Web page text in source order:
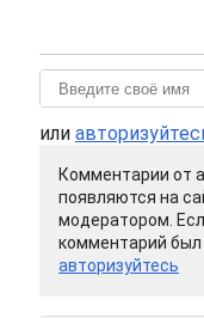
или
Комментарии от
появляются на
модератором.
комментарий был
авторизуйтесь